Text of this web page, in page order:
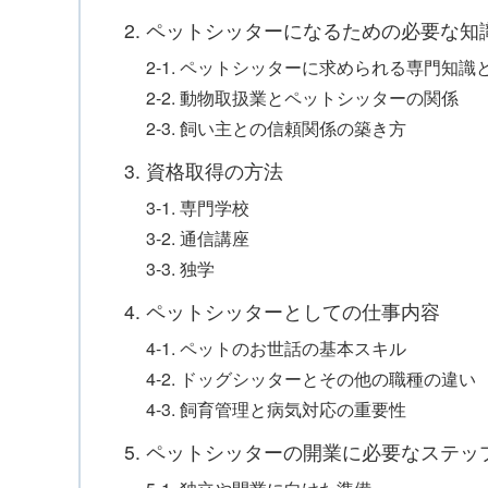
2. ペットシッターになるための必要な知
2-1. ペットシッターに求められる専門知識
2-2. 動物取扱業とペットシッターの関係
2-3. 飼い主との信頼関係の築き方
3. 資格取得の方法
3-1. 専門学校
3-2. 通信講座
3-3. 独学
4. ペットシッターとしての仕事内容
4-1. ペットのお世話の基本スキル
4-2. ドッグシッターとその他の職種の違い
4-3. 飼育管理と病気対応の重要性
5. ペットシッターの開業に必要なステッ